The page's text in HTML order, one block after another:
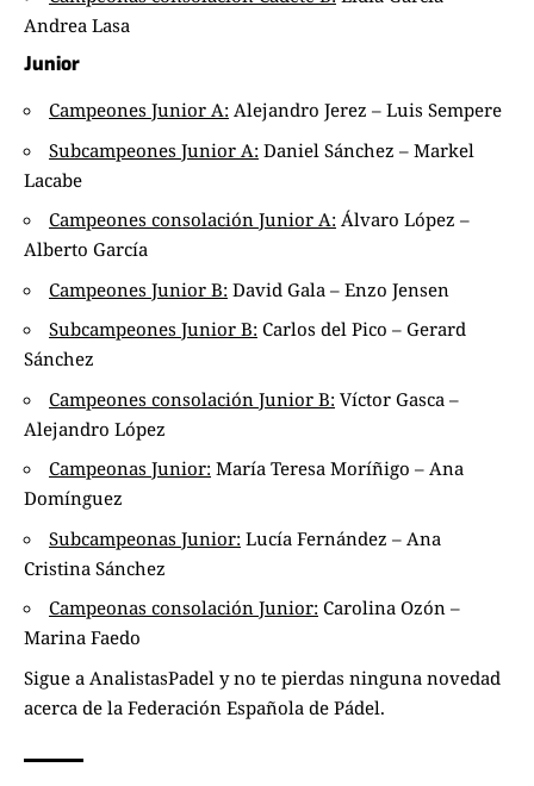
Andrea Lasa
Junior
Campeones Junior A: Alejandro Jerez – Luis Sempere
Subcampeones Junior A: Daniel Sánchez – Markel
Lacabe
Campeones consolación Junior A: Álvaro López –
Alberto García
Campeones Junior B: David Gala – Enzo Jensen
Subcampeones Junior B: Carlos del Pico – Gerard
Sánchez
Campeones consolación Junior B: Víctor Gasca –
Alejandro López
Campeonas Junior: María Teresa Moríñigo – Ana
Domínguez
Subcampeonas Junior: Lucía Fernández – Ana
Cristina Sánchez
Campeonas consolación Junior: Carolina Ozón –
Marina Faedo
Sigue a AnalistasPadel y no te pierdas ninguna novedad
acerca de la Federación Española de Pádel.